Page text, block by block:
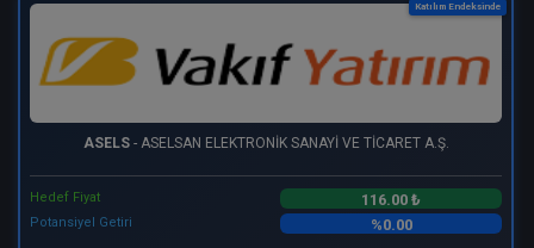
Katılım Endeksinde
ASELS- ASELSAN ELEKTRONİK SANAYİ VE TİCARET A.Ş.
Hedef Fiyat 116.00 ₺
Potansiyel Getiri %0.00